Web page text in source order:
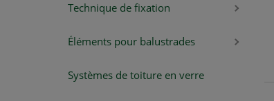
Technique de fixation
Éléments pour balustrades
Systèmes de toiture en verre